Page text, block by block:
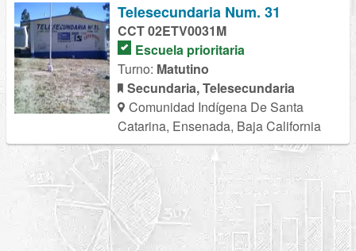
Telesecundaria Num. 31
CCT 02ETV0031M
Escuela prioritaria
Turno: Matutino
Secundaria, Telesecundaria
Comunidad Indígena De Santa
Catarina, Ensenada, Baja California